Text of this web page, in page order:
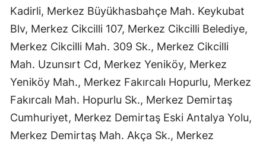
Kadirli, Merkez Büyükhasbahçe Mah. Keykubat
Blv, Merkez Cikcilli 107, Merkez Cikcilli Belediye,
Merkez Cikcilli Mah. 309 Sk., Merkez Cikcilli
Mah. Uzunsırt Cd, Merkez Yeniköy, Merkez
Yeniköy Mah., Merkez Fakırcalı Hopurlu, Merkez
Fakırcalı Mah. Hopurlu Sk., Merkez Demirtaş
Cumhuriyet, Merkez Demirtaş Eski Antalya Yolu,
Merkez Demirtaş Mah. Akça Sk., Merkez